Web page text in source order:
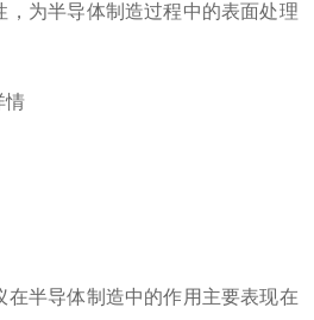
，为半导体制造过程中的表面处理
半导体制造中的作用主要表现在